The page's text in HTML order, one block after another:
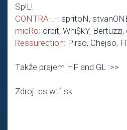
Sp!L!
CONTRA-_-: spritoN,
micRo: orbit, Whi$kY,
Ressurection: Pirso, Chejso,
Takže prajem HF and GL :>>
Zdroj: cs.wtf.sk